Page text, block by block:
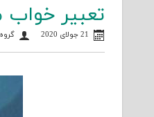
تعبیر
21 جولای 2020